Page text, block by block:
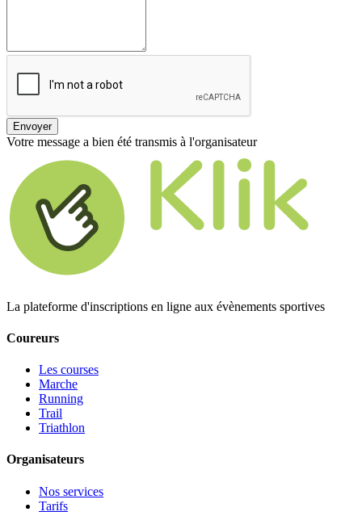
Envoyer
Votre message a bien été transmis à l'organisateur
La plateforme d'inscriptions en ligne aux évènements sportives
Coureurs
Les courses
Marche
Running
Trail
Triathlon
Organisateurs
Nos services
Tarifs